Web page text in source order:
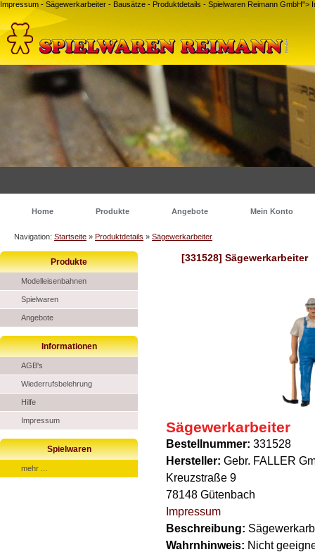
Impressum - Sägewerkarbeiter - Bausätze - Produktdetails - Spielwaren Reimann GmbH">
Home Produkte Angebote Mein Konto
Navigation: Startseite » Produktdetails » Sägewerkarbeiter
Produkte
Modelleisenbahnen
Spielwaren
Angebote
Informationen
AGB's
Wiederrufsbelehrung
Hilfe
Impressum
Spielwaren
mehr ...
[331528] Sägewerkarbeiter
Sägewerkarbeiter
Bestellnummer: 331528
Hersteller: Gebr. FALLER
Kreuzstraße 9
78148 Gütenbach
Impressum
Beschreibung:
Wahrnhinweis: Nicht